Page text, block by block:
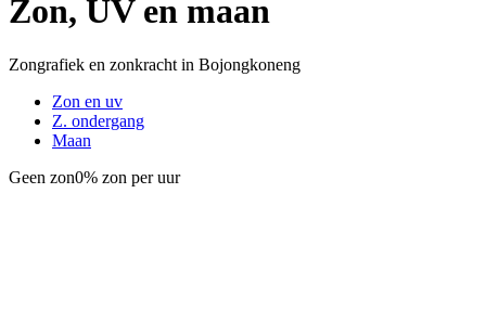
Zon, UV en maan
Zongrafiek en zonkracht in Bojongkoneng
Zon en uv
Z. ondergang
Maan
Geen zon0% zon per uur